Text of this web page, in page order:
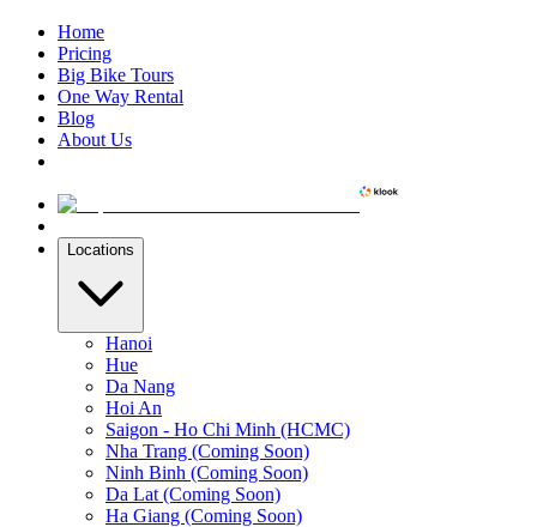
Home
Pricing
Big Bike Tours
One Way Rental
Blog
About Us
Locations
Hanoi
Hue
Da Nang
Hoi An
Saigon - Ho Chi Minh (HCMC)
Nha Trang (Coming Soon)
Ninh Binh (Coming Soon)
Da Lat (Coming Soon)
Ha Giang (Coming Soon)